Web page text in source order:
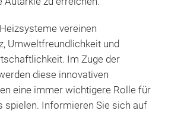
vereinen
Umweltfreundlichkeit und
Im Zuge der
diese innovativen
eine immer wichtigere Rolle für
spielen. Informieren Sie sich auf